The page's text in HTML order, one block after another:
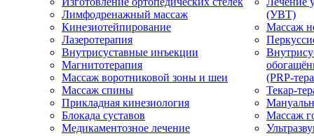
Лимфодренажный массаж
Кинезиотейпирование
Лазеротерапия
Внутрисуставные инъекции
Магнитотерапия
Массаж воротниковой зоны и шеи
Массаж спины
Прикладная кинезиология
Блокада суставов
Медикаментозное лечение
(УВТ)
Массаж
(PRP-
Текар-
Массаж